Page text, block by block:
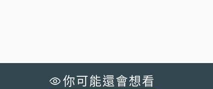
你可能還會想看